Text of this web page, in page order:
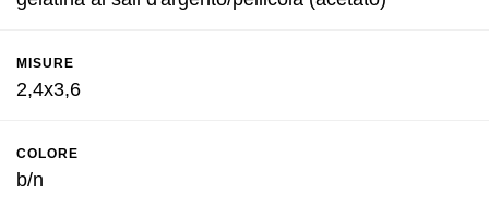
MISURE
2,4x3,6
COLORE
b/n